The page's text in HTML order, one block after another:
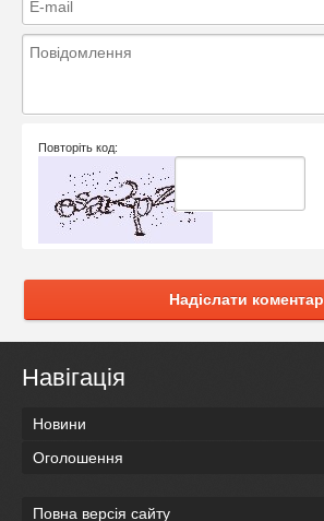
Повторіть код:
Надіслати коментар
Навігація
Новини
Оголошення
Повна версія сайту